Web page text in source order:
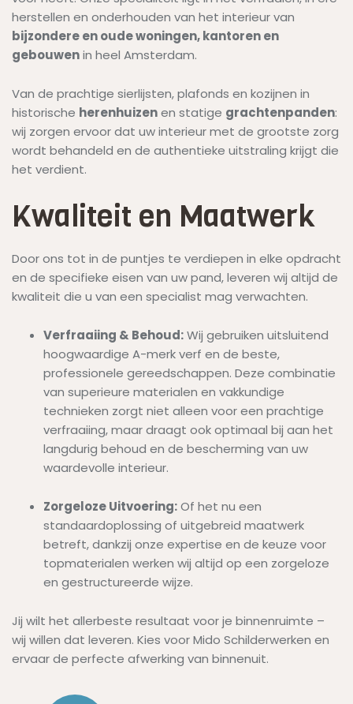
herstellen en onderhouden van het interieur van
bijzondere en oude woningen, kantoren en
gebouwenin heel Amsterdam.
Van de prachtige sierlijsten, plafonds en kozijnen in
historische herenhuizenen statige grachtenpanden:
wij zorgen ervoor dat uw interieur met de grootste zorg
wordt behandeld en de authentieke uitstraling krijgt die
het verdient.
Kwaliteit en Maatwerk
Door ons tot in de puntjes te verdiepen in elke opdracht
en de specifieke eisen van uw pand, leveren wij altijd de
kwaliteit die u van een specialist mag verwachten.
Verfraaiing & Behoud:Wij gebruiken uitsluitend
hoogwaardige A-merk verf en de beste,
professionele gereedschappen. Deze combinatie
van superieure materialen en vakkundige
technieken zorgt niet alleen voor een prachtige
verfraaiing, maar draagt ook optimaal bij aan het
langdurig behoud en de bescherming van uw
waardevolle interieur.
Zorgeloze Uitvoering:Of het nu een
standaardoplossing of uitgebreid maatwerk
betreft, dankzij onze expertise en de keuze voor
topmaterialen werken wij altijd op een zorgeloze
en gestructureerde wijze.
Jij wilt het allerbeste resultaat voor je binnenruimte –
wij willen dat leveren. Kies voor Mido Schilderwerken en
ervaar de perfecte afwerking van binnenuit.